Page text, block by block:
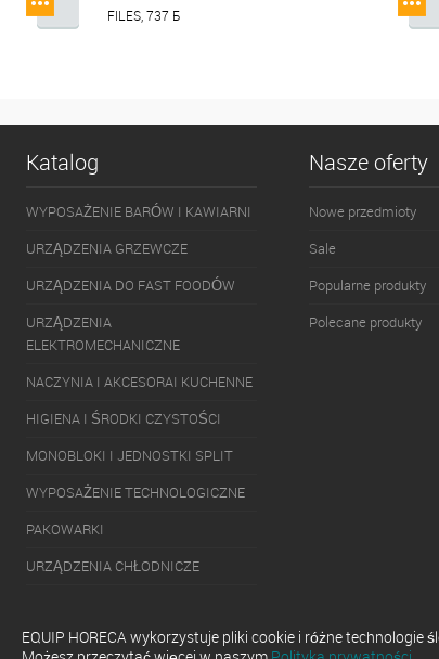
HKN-F10, HKN-F13, HKN-F15.pdf
FILES, 737 Б
Katalog
WYPOSAŻENIE BARÓW I KAWIARNI
URZĄDZENIA GRZEWCZE
URZĄDZENIA DO FAST FOODÓW
URZĄDZENIA
ELEKTROMECHANICZNE
NACZYNIA I AKCESORAI KUCHENNE
HIGIENA I ŚRODKI CZYSTOŚCI
MONOBLOKI I JEDNOSTKI SPLIT
WYPOSAŻENIE TECHNOLOGICZNE
PAKOWARKI
URZĄDZENIA CHŁODNICZE
Nasze oferty
Nowe przedmioty
Sale
Popularne produkty
Polecane produkty
EQUIP HORECA wykorzystuje pliki cookie i różne